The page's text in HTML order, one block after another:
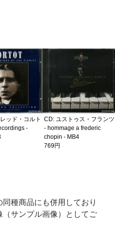
ッド・コルト
-
CD: ユストゥス・フランツ
- hommage a frederic
chopin - MB4
769円
種商品にも併用しており
（サンプル画像）としてご